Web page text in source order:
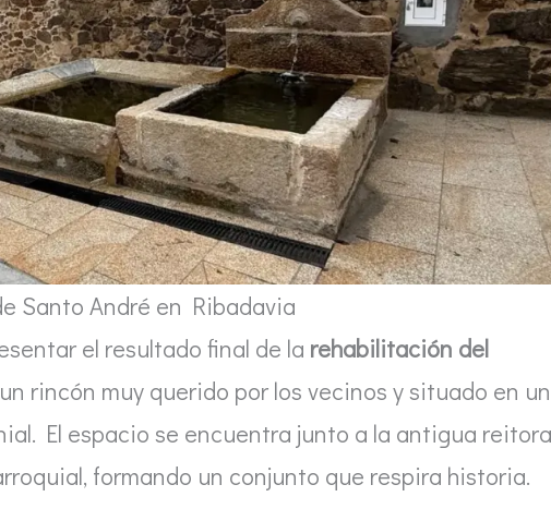
Santo André en Ribadavia
el resultado final de la rehabilitación del
rincón muy querido por los vecinos y situado en un
El espacio se encuentra junto a la antigua
formando un conjunto que respira historia.